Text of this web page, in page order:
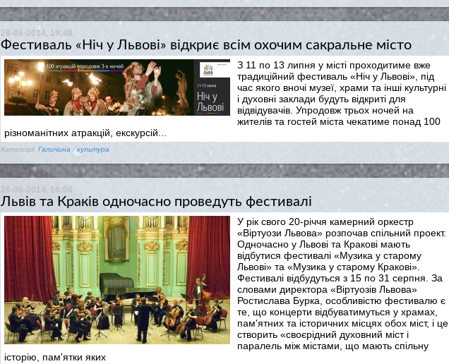
26-06-2014, 19:48
Фестиваль «Ніч у Львові» відкриє всім охочим сакральне місто
З 11 по 13 липня у місті проходитиме вже
традиційний фестиваль «Ніч у Львові», під
час якого вночі музеї, храми та інші культурні
і духовні заклади будуть відкриті для
відвідувачів. Упродовж трьох ночей на
жителів та гостей міста чекатиме понад 100
різноманітних атракцій, екскурсій...
Категорії: Галичина /культура
26-06-2014, 16:06
Львів та Краків одночасно проведуть фестивалі
У рік свого 20-річчя камерний оркестр
«Віртуози Львова» розпочав спільний проект.
Одночасно у Львові та Кракові мають
відбутися фестивалі «Музика у старому
Львові» та «Музика у старому Кракові».
Фестивалі відбудуться з 15 по 31 серпня. За
словами директора «Віртуозів Львова»
Ростислава Бурка, особливістю фестивалю є
те, що концерти відбуватимуться у храмах,
пам'ятних та історичних місцях обох міст, і це
створить «своєрідний духовний міст і
паралель між містами, що мають спільну
історію, пам'ятки яких